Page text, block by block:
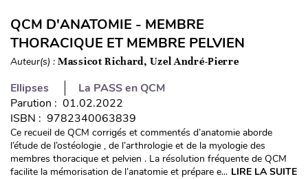
QCM D'ANATOMIE - MEMBRE
THORACIQUE ET MEMBRE PELVIEN
Auteur(s) : Massicot Richard, Uzel André-Pierre
Ellipses
La PASS en QCM
Parution : 01.02.2022
ISBN : 9782340063839
Ce recueil de QCM corrigés et commentés d’anatomie aborde
l’étude de l’ostéologie , de l’arthrologie et de la myologie des
membres thoracique et pelvien . La résolution fréquente de QCM
facilite la mémorisation de l’anatomie et prépare e... LIRE LA SUITE